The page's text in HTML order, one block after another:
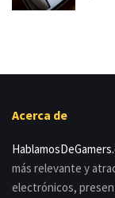
Acerca de
más relevante y
electrónicos,